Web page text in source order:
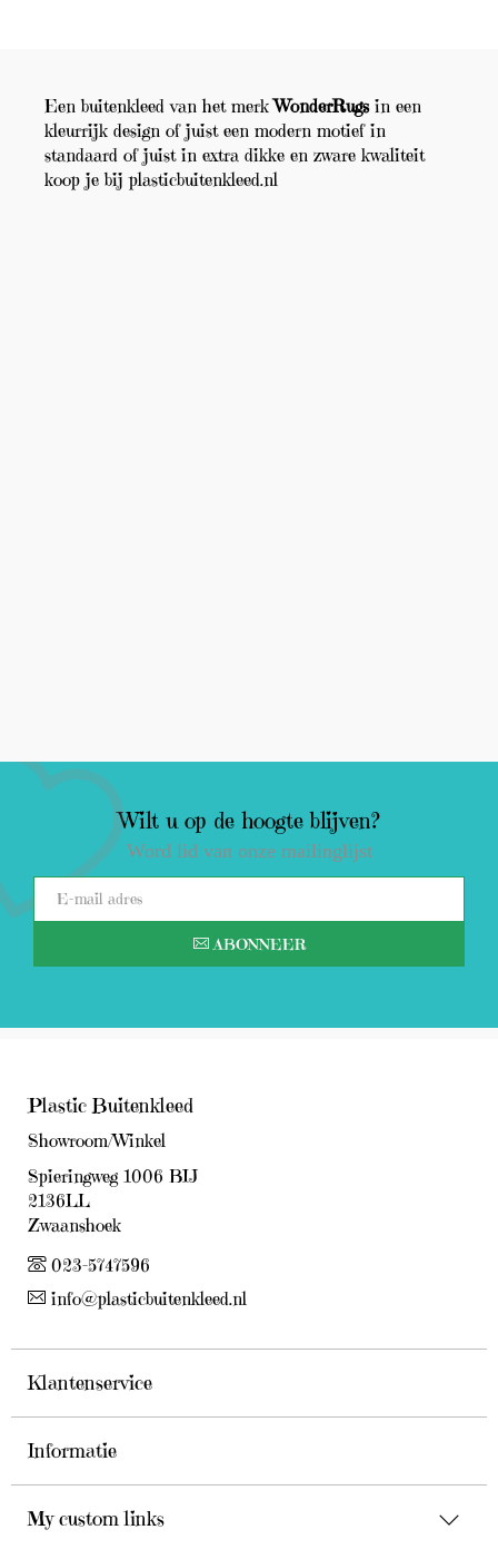
Een buitenkleed van het merkWonderRugsin een
kleurrijk design of juist een modern motief in
standaard of juist in extra dikke en zware kwaliteit
koop je bij plasticbuitenkleed.nl
Wilt u op de hoogte blijven?
Word lid van onze mailinglijst
ABONNEER
Plastic Buitenkleed
Showroom/Winkel
Spieringweg 1006 BIJ
2136LL
Zwaanshoek
023-5747596
info@plasticbuitenkleed.nl
Klantenservice
Informatie
My custom links